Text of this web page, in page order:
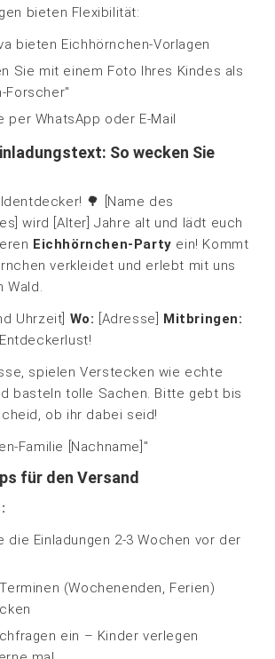
bieten Flexibilität:
bieten Eichhörnchen-Vorlagen
Sie mit einem Foto Ihres Kindes als
Forscher"
per WhatsApp oder E-Mail
So wecken Sie
🌳 [Name des
wird [Alter] Jahre alt und lädt euch
Eichhörnchen-Party ein! Kommt
verkleidet und erlebt mit uns
Wald.
Uhrzeit] Wo: [Adresse] Mitbringen:
spielen Verstecken wie echte
basteln tolle Sachen. Bitte gebt bis
ob ihr dabei seid!
Familie [Nachname]"
für den Versand
die Einladungen 2-3 Wochen vor der
(Wochenenden, Ferien)
ein – Kinder verlegen